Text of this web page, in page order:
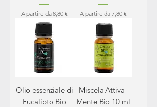
A partire da 8,80 €
Prezzo scontato A partire da 7,80 €
Prezzo scontato
Olio essenziale di
Eucalipto Bio
Miscela Attiva-
Mente Bio 10 ml